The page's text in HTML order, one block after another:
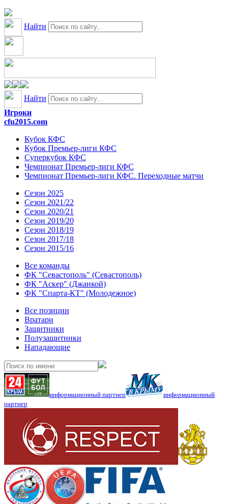
Найти
Найти
Игроки
cfu2015.com
Кубок КФС
Кубок Премьер-лиги КФС
Суперкубок КФС
Чемпионат Премьер-лиги КФС
Чемпионат Премьер-лиги КФС. Переходные матчи
Сезон 2025
Сезон 2021/22
Сезон 2020/21
Сезон 2019/20
Сезон 2018/19
Сезон 2017/18
Сезон 2015/16
Все команды
ФК "Севастополь" (Севастополь)
ФК "Аскер" (Джанкой)
ФК "Спарта-КТ" (Молодежное)
Все позиции
Вратари
Защитники
Полузащитники
Нападающие
информационный партнер
информационный
партнер